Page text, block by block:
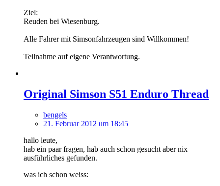
Ziel:
Reuden bei Wiesenburg.
Alle Fahrer mit Simsonfahrzeugen sind Willkommen!
Teilnahme auf eigene Verantwortung.
Original Simson S51 Enduro Thread
bengels
21. Februar 2012 um 18:45
hallo leute,
hab ein paar fragen, hab auch schon gesucht aber nix
ausführliches gefunden.
was ich schon weiss: